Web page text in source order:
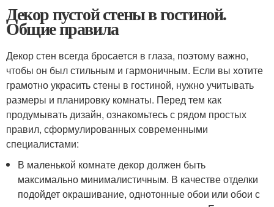
Декор пустой стены в гостиной.
Общие правила
Декор стен всегда бросается в глаза, поэтому важно,
чтобы он был стильным и гармоничным. Если вы хотите
грамотно украсить стены в гостиной, нужно учитывать
размеры и планировку комнаты. Перед тем как
продумывать дизайн, ознакомьтесь с рядом простых
правил, сформулированных современными
специалистами:
В маленькой комнате декор должен быть
максимально минималистичным. В качестве отделки
подойдет окрашивание, однотонные обои или обои с